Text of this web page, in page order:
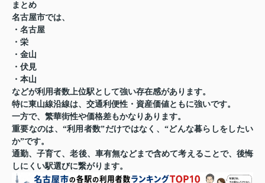
まとめ
名古屋市では、
・名古屋
・栄
・金山
・伏見
・本山
などが利用者数上位駅として強い存在感があります。
特に東山線沿線は、交通利便性・資産価値ともに強いです。
一方で、繁華街性や価格差もかなりあります。
重要なのは、“利用者数”だけではなく、“どんな暮らしをしたい
か”です。
通勤、子育て、老後、車有無などまで含めて考えることで、後悔
しにくい駅選びに繋がります。